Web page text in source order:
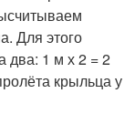
Для этого
два: 1 м х 2 = 2
крыльца у